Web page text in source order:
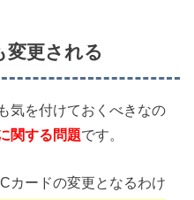
変更される
気を付けておくべきなの
関する問題です。
カードの変更となるわけ